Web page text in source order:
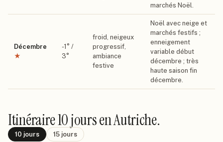
marchés Noël.
Décembre
★
-1 ° /
3°
froid, neigeux
progressif,
ambiance
festive
Noël avec neige et
marchés festifs ;
enneigement
variable début
décembre ; très
haute saison fin
décembre.
Itinéraire10 joursen Autriche.
10 jours 15 jours